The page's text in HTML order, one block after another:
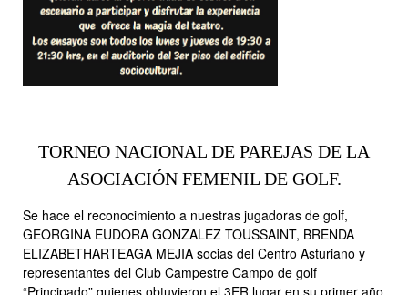
TORNEO NACIONAL DE PAREJAS DE LA
ASOCIACIÓN FEMENIL DE GOLF.
Se hace el reconocimiento a nuestras jugadoras de golf,
GEORGINA EUDORA GONZALEZ TOUSSAINT, BRENDA
ELIZABETHARTEAGA MEJIA socias del Centro Asturiano y
representantes del Club Campestre Campo de golf
“Principado” quienes obtuvieron el 3ER lugar en su primer año